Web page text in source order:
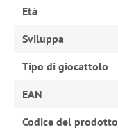
Età
Sviluppa
Tipo di giocattolo
EAN
Codice del prodotto